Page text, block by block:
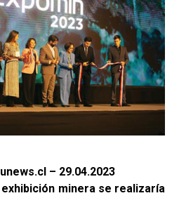
– 29.04.2023
minera se realizaría